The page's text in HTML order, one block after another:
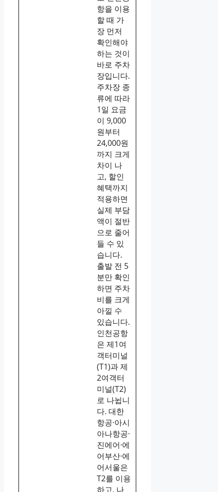
항을 이용
할 때 가
장 먼저
확인해야
하는 것이
바로 주차
장입니다.
주차장 종
류에 따라
1일 요금
이 9,000
원부터
24,000원
까지 크게
차이 나
고, 할인
혜택까지
적용하면
실제 부담
액이 절반
으로 줄어
들 수 있
습니다.
출발 전 5
분만 확인
하면 주차
비를 크게
아낄 수
있습니다.
인천공항
은 제1여
객터미널
(T1)과 제
2여객터
미널(T2)
로 나뉩니
다. 대한
항공·아시
아나항공·
진에어·에
어부산·에
어서울은
T2를 이용
하고, 나